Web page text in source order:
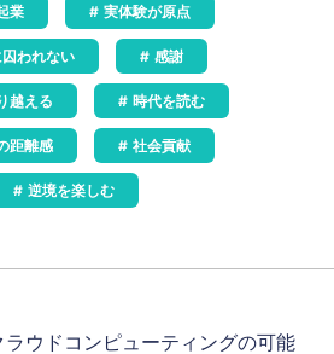
業 実体験が原点
われない 感謝
越える 時代を読む
距離感 社会貢献
逆境を楽しむ
ラウドコンピューティングの可能